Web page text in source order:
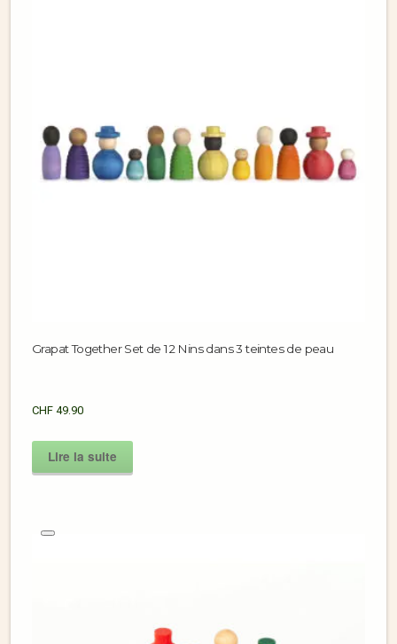
Grapat Together Set de 12 Nins dans 3 teintes de peau
CHF 49.90
Lire la suite